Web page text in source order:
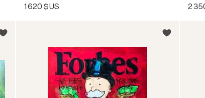
1 620 $US 2